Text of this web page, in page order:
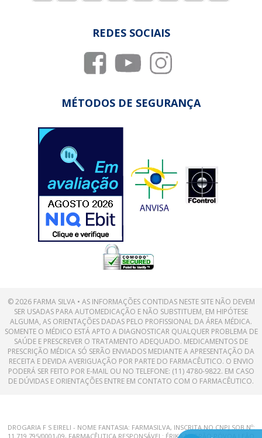
REDES SOCIAIS
MÉTODOS DE SEGURANÇA
© 2026 FARMA SILVA • AS INFORMAÇÕES CONTIDAS NESTE SITE NÃO DEVEM
SER USADAS PARA AUTOMEDICAÇÃO E NÃO SUBSTITUEM, EM HIPÓTESE
ALGUMA, AS ORIENTAÇÕES DADAS PELO PROFISSIONAL DA ÁREA MÉDICA.
SOMENTE O MÉDICO ESTÁ APTO A DIAGNOSTICAR QUALQUER PROBLEMA DE
SAÚDE E PRESCREVER O TRATAMENTO ADEQUADO. MEDICAMENTOS DE
PRESCRIÇÃO MÉDICA SÓ SERÃO ENVIADOS MEDIANTE A APRESENTAÇÃO DA
RECEITA E DEVIDA AVERIGUAÇÃO POR PARTE DO FARMACÊUTICO. O ENVIO
PODERÁ SER FEITO POR E-MAIL OU NO TELEFONE: (11) 4780-9822. EM CASO
DE DÚVIDAS E ORIENTAÇÕES ENTRE EM CONTATO COM O FARMACÊUTICO.
DROGARIA F S EIRELI - NOME FANTASIA: FARMASILVA, INSCRITA NO CNPJ SOB Nº:
11.719.795/0001-09, FARMACÊUTICA RESPONSÁVEL: ÉRIKA NEGRÃO PÓVOA LEÃO